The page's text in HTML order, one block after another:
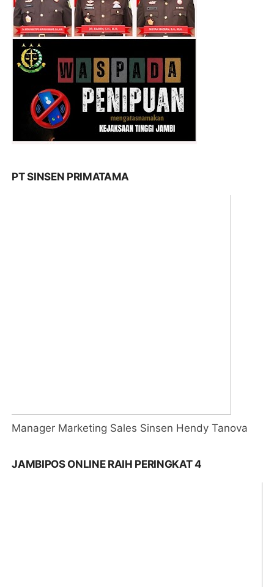
PT SINSEN PRIMATAMA
Manager Marketing Sales Sinsen Hendy Tanova
JAMBIPOS ONLINE RAIH PERINGKAT 4